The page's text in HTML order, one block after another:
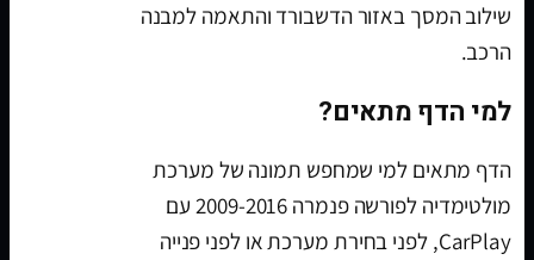
שילוב המסך באזור הדשבורד והתאמה למבנה
הרכב.
למי הדף מתאים?
הדף מתאים למי שמחפש תמונה של מערכת
מולטימדיה לפורשה פנמרה 2009-2016 עם
CarPlay, לפני בחירת מערכת או לפני פנייה